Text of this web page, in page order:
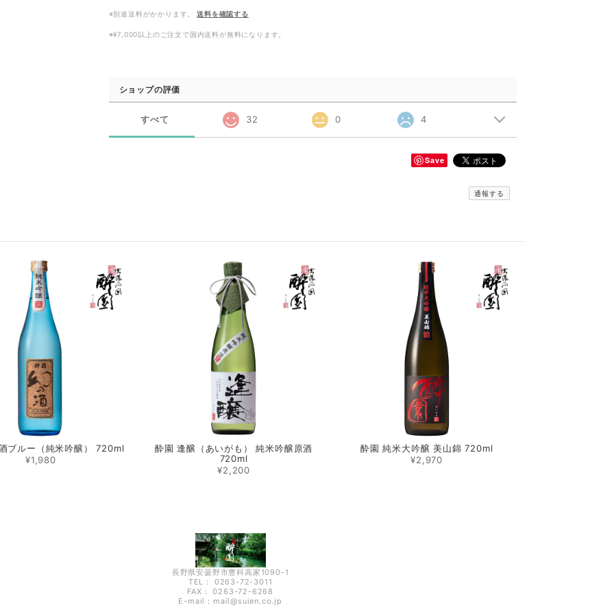
※別途送料がかかります。 送料を確認する
※¥7,000以上のご注文で国内送料が無料になります。
ショップの評価
すべて 32 0 4
Save
通報する
ブルー（純米吟醸） 720ml
¥1,980
酔園 逢醸（あいがも） 純米吟醸原酒
720ml
¥2,200
酔園 純米大吟醸 美山錦 720ml
¥2,970
長野県安曇野市豊科高家1090-1
TEL： 0263-72-3011
FAX： 0263-72-6268
E-mail： mail@suien.co.jp